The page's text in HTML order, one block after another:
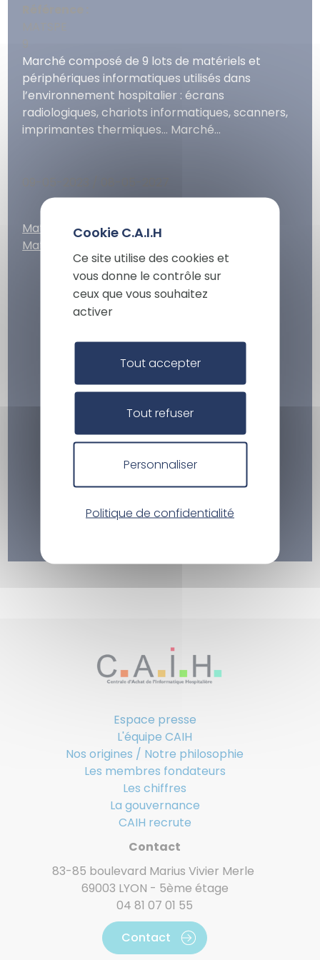
Ce site utilise des cookies et
vous donne le contrôle sur
ceux que vous souhaitez
activer
Tout accepter
Tout refuser
Personnaliser
Politique de confidentialité
9
Marché composé de 9 lots de matériels et
périphériques informatiques utilisés dans
l’environnement hospitalier : écrans
radiologiques, chariots informatiques, scanners,
imprimantes thermiques… Marché...
Matériels spécialisés
Matériels
Espace presse
L'équipe CAIH
Nos origines / Notre philosophie
Les membres fondateurs
Les chiffres
La gouvernance
CAIH recrute
Contact
83-85 boulevard Marius Vivier Merle
69003 LYON - 5ème étage
04 81 07 01 55
Contact